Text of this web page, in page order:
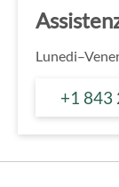
+1 843